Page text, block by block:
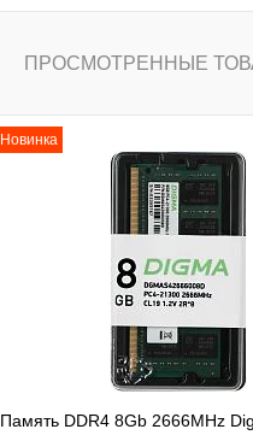
ПРОСМОТРЕННЫЕ
Новинка
Память DDR4 8Gb 2666MHz